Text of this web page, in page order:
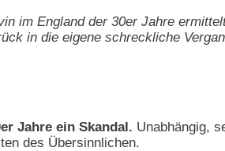
im England der 30er Jahre
in die eigene schreckliche
Jahre ein Skandal. Unabhängig,
des Übersinnlichen.